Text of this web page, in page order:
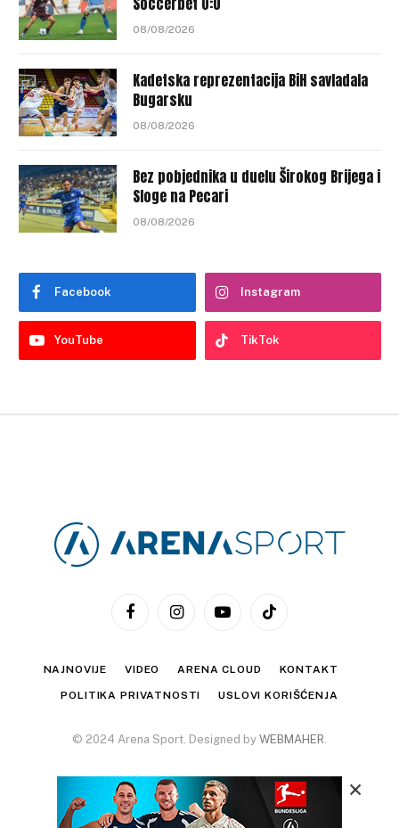
08/08/2026
Kadetska reprezentacija BiH savladala
Bugarsku
08/08/2026
Bez pobjednika u duelu Širokog Brijega i
Sloge na Pecari
08/08/2026
Facebook Instagram
YouTube TikTok
FacebookInstagramYouTubeTikTok
NAJNOVIJE VIDEO ARENA CLOUD KONTAKT
POLITIKA PRIVATNOSTI USLOVI KORIŠĆENJA
© 2024 Arena Sport. Designed by WEBMAHER.
×